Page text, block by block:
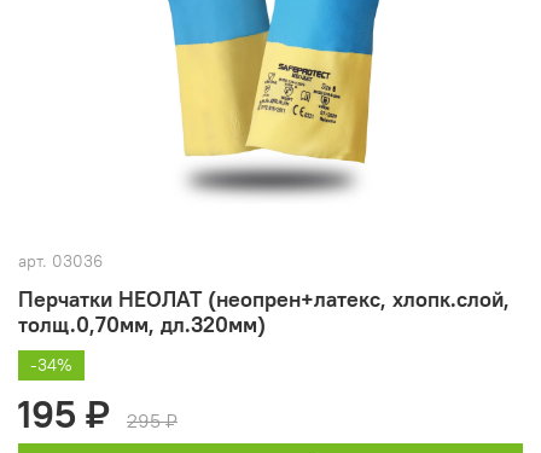
арт. 03036
Перчатки НЕОЛАТ (неопрен+латекс, хлопк.слой,
толщ.0,70мм, дл.320мм)
-34%
195 ₽
295 ₽